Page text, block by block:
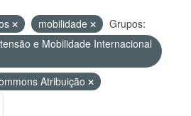
mobilidade
Grupos:
e Mobilidade Internacional
Atribuição